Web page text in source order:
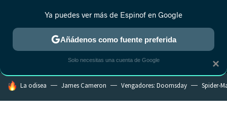
MENÚ NUEVO
ESTRENOS REALITY ANIME RANKINGS CINE
HOY SE HABLA DE
La odisea James Cameron Vengadores: Doomsday Spider-
×
Ya puedes ver más de Espinof en Google
Añádenos como fuente preferida
Solo necesitas una cuenta de Google